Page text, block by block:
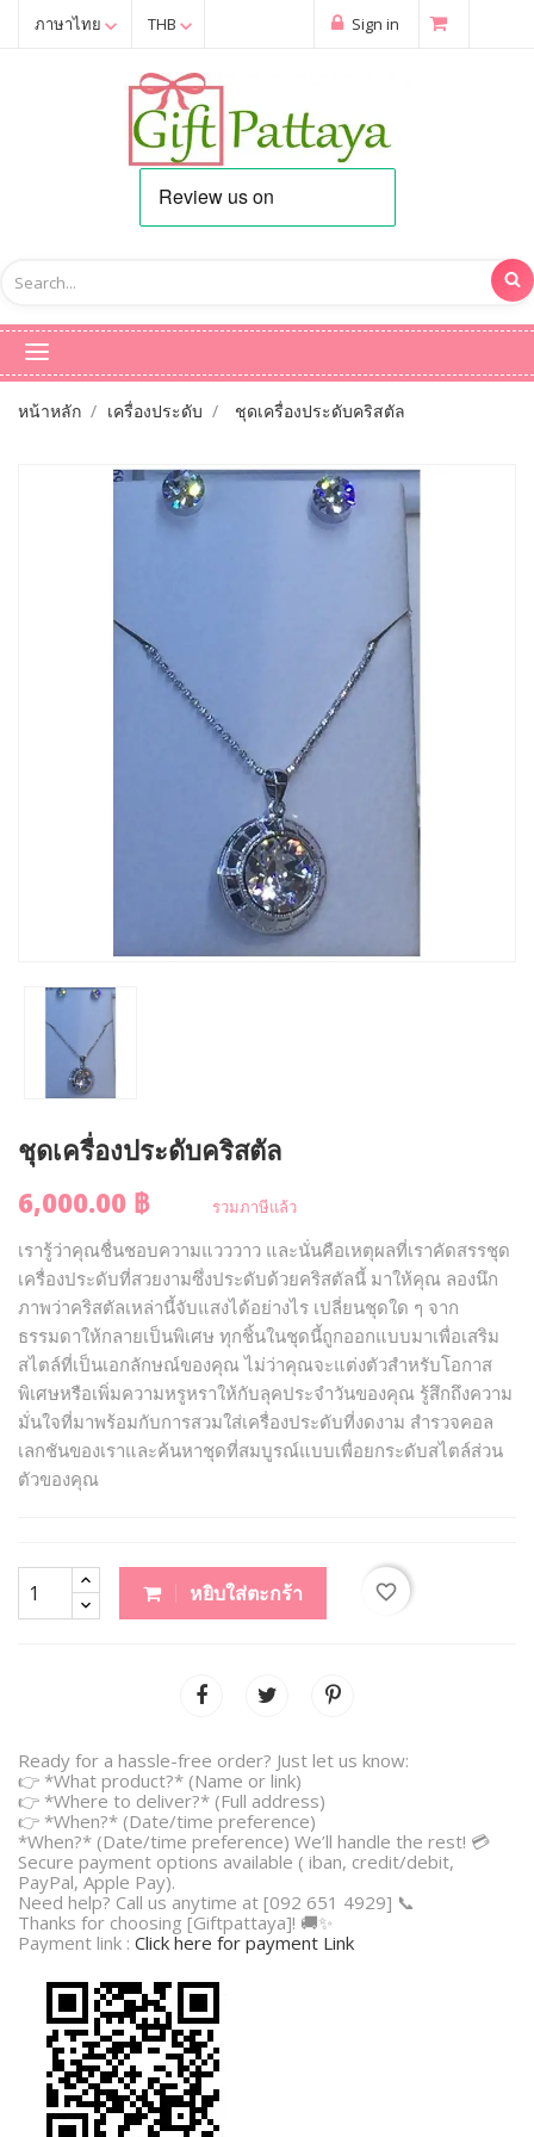
ภาษาไทย THB Sign in
หน้าหลัก เครื่องประดับ ชุดเครื่องประดับคริสตัล
ชุดเครื่องประดับคริสตัล
6,000.00 ฿
รวมภาษีแล้ว
เรารู้ว่าคุณชื่นชอบความแวววาว และนั่นคือเหตุผลที่เราคัดสรรชุด
เครื่องประดับที่สวยงามซึ่งประดับด้วยคริสตัลนี้ มาให้คุณ ลองนึก
ภาพว่าคริสตัลเหล่านี้จับแสงได้อย่างไร เปลี่ยนชุดใด ๆ จาก
ธรรมดาให้กลายเป็นพิเศษ ทุกชิ้นในชุดนี้ถูกออกแบบมาเพื่อเสริม
สไตล์ที่เป็นเอกลักษณ์ของคุณ ไม่ว่าคุณจะแต่งตัวสำหรับโอกาส
พิเศษหรือเพิ่มความหรูหราให้กับลุคประจำวันของคุณ รู้สึกถึงความ
มั่นใจที่มาพร้อมกับการสวมใส่เครื่องประดับที่งดงาม สำรวจคอล
เลกชันของเราและค้นหาชุดที่สมบูรณ์แบบเพื่อยกระดับสไตล์ส่วน
ตัวของคุณ
หยิบใส่ตะกร้า favorite_border
Ready for a hassle-free order? Just let us know:
👉 *What product?* (Name or link)
👉 *Where to deliver?* (Full address)
👉 *When?* (Date/time preference)
*When?* (Date/time preference) We’ll handle the rest! 💳
Secure payment options available ( iban, credit/debit,
PayPal, Apple Pay).
Need help? Call us anytime at [092 651 4929] 📞
Thanks for choosing [Giftpattaya]! 🚚✨
Payment link : Click here for payment Link